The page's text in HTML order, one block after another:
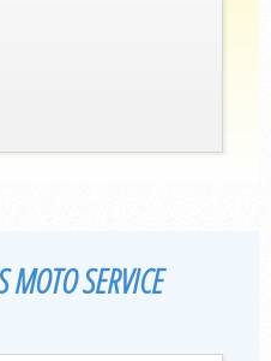
MOTO SERVICE